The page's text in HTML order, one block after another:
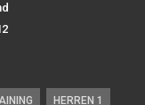
HERREN 1